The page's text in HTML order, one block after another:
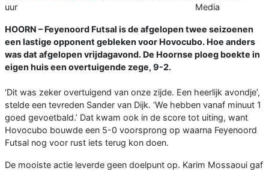
uur
Media
HOORN – Feyenoord Futsal is de afgelopen twee seizoenen
een lastige opponent gebleken voor Hovocubo. Hoe anders
was dat afgelopen vrijdagavond. De Hoornse ploeg boekte in
eigen huis een overtuigende zege, 9-2.
‘Dit was zeker overtuigend van onze zijde. Een heerlijk avondje’,
stelde een tevreden Sander van Dijk. ‘We hebben vanaf minuut 1
goed gevoetbald.’ Dat kwam ook in de score tot uiting, want
Hovocubo bouwde een 5-0 voorsprong op waarna Feyenoord
Futsal nog voor rust iets terug kon doen.
De mooiste actie leverde geen doelpunt op. Karim Mossaoui gaf